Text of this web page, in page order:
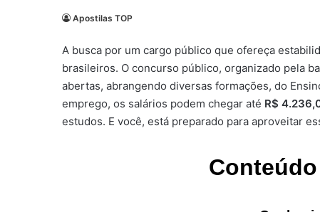
Apostilas TOP
A busca por um cargo público que ofereça
brasileiros. O concurso público, organizado pela
abertas, abrangendo diversas formações, do
emprego, os salários podem chegar até R$
estudos. E você, está preparado para aproveitar